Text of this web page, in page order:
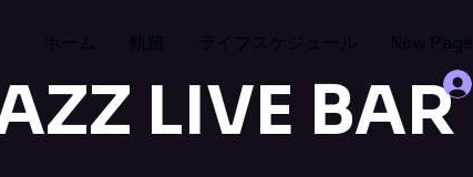
ホーム 軌跡 ライブスケジュール New Page
LIVE BAR